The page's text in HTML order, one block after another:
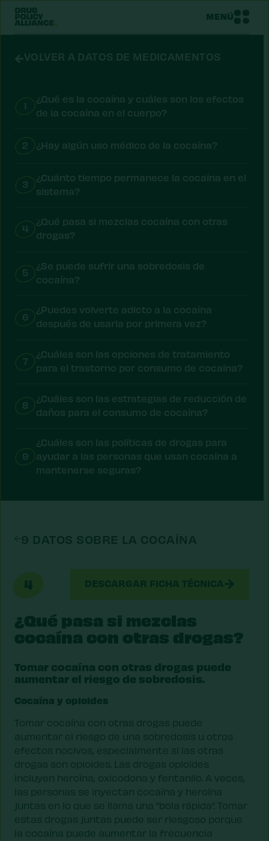
MENÚ
VOLVER A DATOS DE MEDICAMENTOS
1
¿Qué es la cocaína y cuáles son los efectos
de la cocaína en el cuerpo?
2 ¿Hay algún uso médico de la cocaína?
3
¿Cuánto tiempo permanece la cocaína en el
sistema?
4
¿Qué pasa si mezclas cocaína con otras
drogas?
5
¿Se puede sufrir una sobredosis de
cocaína?
6
¿Puedes volverte adicto a la cocaína
después de usarla por primera vez?
7
¿Cuáles son las opciones de tratamiento
para el trastorno por consumo de cocaína?
8
¿Cuáles son las estrategias de reducción de
daños para el consumo de cocaína?
9
¿Cuáles son las políticas de drogas para
ayudar a las personas que usan cocaína a
mantenerse seguras?
9 DATOS SOBRE LA COCAÍNA
¿Qué pasa si mezclas
cocaína con otras drogas?
Tomar cocaína con otras drogas puede
aumentar el riesgo de sobredosis.
Cocaína y opioides
Tomar cocaína con otras drogas puede
aumentar el riesgo de una sobredosis u otros
efectos nocivos, especialmente si las otras
drogas son opioides. Las drogas opioides
incluyen heroína, oxicodona y fentanilo. A veces,
las personas se inyectan cocaína y heroína
juntas en lo que se llama una "bola rápida". Tomar
estas drogas juntas puede ser riesgoso porque
la cocaína puede aumentar la frecuencia